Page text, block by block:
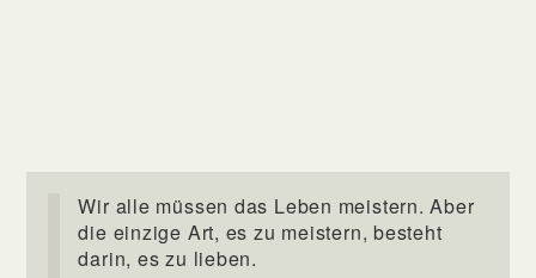
Wir alle müssen das Leben meistern. Aber
die einzige Art, es zu meistern, besteht
darin, es zu lieben.